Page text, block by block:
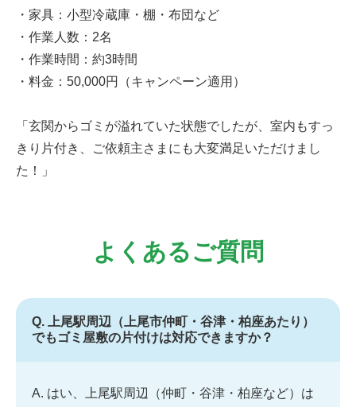
・家具：小型冷蔵庫・棚・布団など
・作業人数：2名
・作業時間：約3時間
・料金：50,000円（キャンペーン適用）
「玄関からゴミが溢れていた状態でしたが、室内もすっ
きり片付き、ご依頼主さまにも大変満足いただけまし
た！」
よくあるご質問
Q. 上尾駅周辺（上尾市仲町・谷津・柏座あたり）
でもゴミ屋敷の片付けは対応できますか？
A. はい、上尾駅周辺（仲町・谷津・柏座など）は